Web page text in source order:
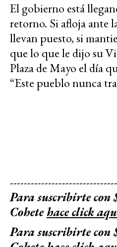
El gobierno está
retorno. Si afloja ante
llevan puesto, si
que lo que le dijo su
Plaza de Mayo el día
“Este pueblo nunca
Para suscribirte con
Cohetehace click
Para suscribirte con